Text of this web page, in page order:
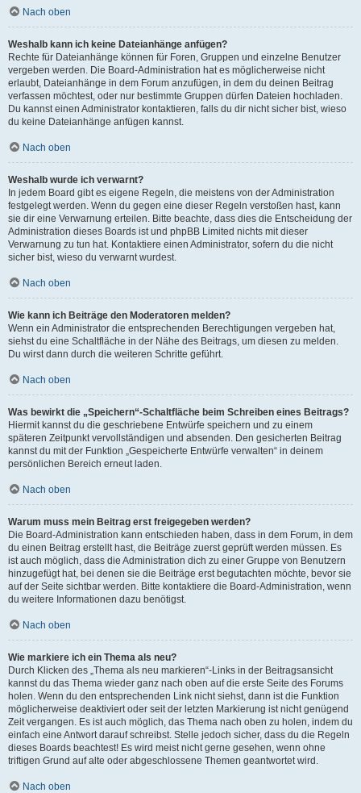
Nach oben
Weshalb kann ich keine Dateianhänge anfügen?
Rechte für Dateianhänge können für Foren, Gruppen und einzelne Benutzer
vergeben werden. Die Board-Administration hat es möglicherweise nicht
erlaubt, Dateianhänge in dem Forum anzufügen, in dem du deinen Beitrag
verfassen möchtest, oder nur bestimmte Gruppen dürfen Dateien hochladen.
Du kannst einen Administrator kontaktieren, falls du dir nicht sicher bist, wieso
du keine Dateianhänge anfügen kannst.
Nach oben
Weshalb wurde ich verwarnt?
In jedem Board gibt es eigene Regeln, die meistens von der Administration
festgelegt werden. Wenn du gegen eine dieser Regeln verstoßen hast, kann
sie dir eine Verwarnung erteilen. Bitte beachte, dass dies die Entscheidung der
Administration dieses Boards ist und phpBB Limited nichts mit dieser
Verwarnung zu tun hat. Kontaktiere einen Administrator, sofern du die nicht
sicher bist, wieso du verwarnt wurdest.
Nach oben
Wie kann ich Beiträge den Moderatoren melden?
Wenn ein Administrator die entsprechenden Berechtigungen vergeben hat,
siehst du eine Schaltfläche in der Nähe des Beitrags, um diesen zu melden.
Du wirst dann durch die weiteren Schritte geführt.
Nach oben
Was bewirkt die „Speichern“-Schaltfläche beim Schreiben eines Beitrags?
Hiermit kannst du die geschriebene Entwürfe speichern und zu einem
späteren Zeitpunkt vervollständigen und absenden. Den gesicherten Beitrag
kannst du mit der Funktion „Gespeicherte Entwürfe verwalten“ in deinem
persönlichen Bereich erneut laden.
Nach oben
Warum muss mein Beitrag erst freigegeben werden?
Die Board-Administration kann entschieden haben, dass in dem Forum, in dem
du einen Beitrag erstellt hast, die Beiträge zuerst geprüft werden müssen. Es
ist auch möglich, dass die Administration dich zu einer Gruppe von Benutzern
hinzugefügt hat, bei denen sie die Beiträge erst begutachten möchte, bevor sie
auf der Seite sichtbar werden. Bitte kontaktiere die Board-Administration, wenn
du weitere Informationen dazu benötigst.
Nach oben
Wie markiere ich ein Thema als neu?
Durch Klicken des „Thema als neu markieren“-Links in der Beitragsansicht
kannst du das Thema wieder ganz nach oben auf die erste Seite des Forums
holen. Wenn du den entsprechenden Link nicht siehst, dann ist die Funktion
möglicherweise deaktiviert oder seit der letzten Markierung ist nicht genügend
Zeit vergangen. Es ist auch möglich, das Thema nach oben zu holen, indem du
einfach eine Antwort darauf schreibst. Stelle jedoch sicher, dass du die Regeln
dieses Boards beachtest! Es wird meist nicht gerne gesehen, wenn ohne
triftigen Grund auf alte oder abgeschlossene Themen geantwortet wird.
Nach oben